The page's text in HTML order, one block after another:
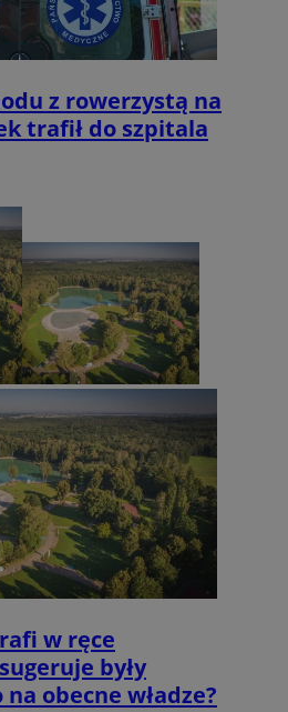
z rowerzystą na
trafił do szpitala
w ręce
były
obecne władze?